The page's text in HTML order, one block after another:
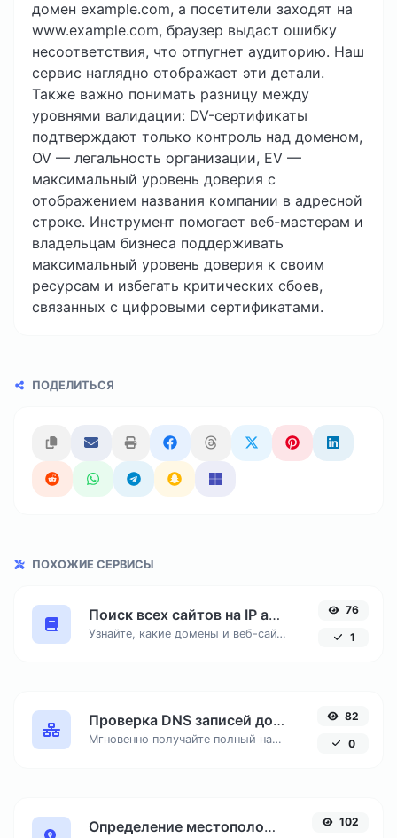
домен example.com, а посетители заходят на
www.example.com, браузер выдаст ошибку
несоответствия, что отпугнет аудиторию. Наш
сервис наглядно отображает эти детали.
Также важно понимать разницу между
уровнями валидации: DV-сертификаты
подтверждают только контроль над доменом,
OV — легальность организации, EV —
максимальный уровень доверия с
отображением названия компании в адресной
строке. Инструмент помогает веб-мастерам и
владельцам бизнеса поддерживать
максимальный уровень доверия к своим
ресурсам и избегать критических сбоев,
связанных с цифровыми сертификатами.
ПОДЕЛИТЬСЯ
ПОХОЖИЕ СЕРВИСЫ
Поиск всех сайтов на IP адресе
Узнайте, какие домены и веб-сайты размещены на одном IP-адресе. Полезный инструмент для анализа хостинга и проверки соседних ресурсов.
76
1
Проверка DNS записей домена онлайн
Мгновенно получайте полный набор DNS-записей любого сайта: A, AAAA, MX, CNAME, TXT, NS и SOA. Диагностируйте проблемы с делегированием и почтой.
82
0
Определение местоположения по IP адресу 102